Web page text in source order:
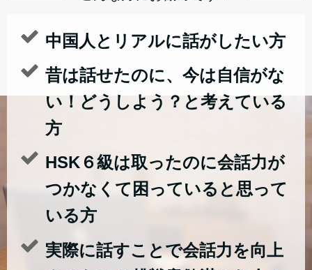
中国人とリアルに話がしたい方
昔は話せたのに、今は自信がな
い！どうしよう？と考えている
方
HSK６級は取ったのに会話力が
つかなくて困っていると思って
いる方
実際に話すことで会話力を向上